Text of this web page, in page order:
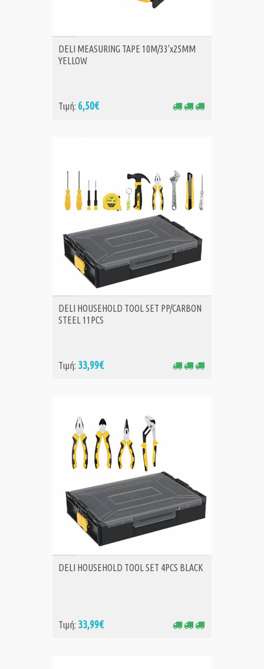
ΑΓΟΡΑ
DELI MEASURING TAPE 10M/33'x25MM
YELLOW
Τιμή: 6,50€
ΑΓΟΡΑ
DELI HOUSEHOLD TOOL SET PP/CARBON
STEEL 11PCS
Τιμή: 33,99€
ΑΓΟΡΑ
DELI HOUSEHOLD TOOL SET 4PCS BLACK
Τιμή: 33,99€